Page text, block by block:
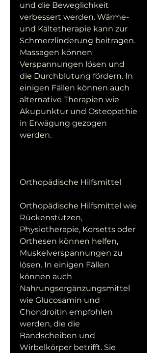
und die Beweglichkeit
verbessert werden. Wärme-
und Kältetherapie kann zur
Schmerzlinderung beitragen.
Massagen können
Verspannungen lösen und
die Durchblutung fördern. In
einigen Fällen können auch
alternative Therapien wie
Akupunktur und Osteopathie
in Erwägung gezogen
werden.
Orthopädische Hilfsmittel
Orthopädische Hilfsmittel wie
Rückenstützen,
Physiotherapie, Korsetts oder
Orthesen können helfen,
Muskelverspannungen zu
lösen. In einigen Fällen
können auch
Nahrungsergänzungsmittel
wie Glucosamin und
Chondroitin empfohlen
werden, die die
Bandscheiben und
Wirbelkörper betrifft. Sie